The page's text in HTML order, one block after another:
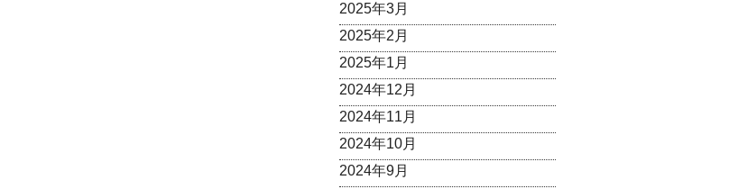
2025年3月
2025年2月
2025年1月
2024年12月
2024年11月
2024年10月
2024年9月